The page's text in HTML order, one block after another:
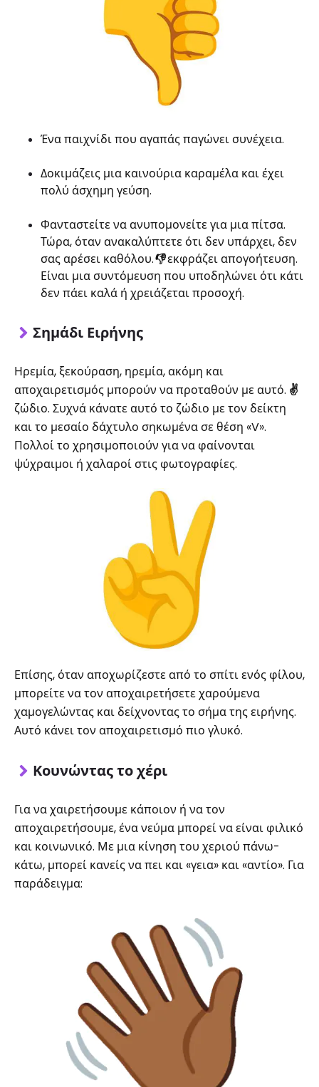
Ένα παιχνίδι που αγαπάς παγώνει συνέχεια.
Δοκιμάζεις μια καινούρια καραμέλα και έχει
πολύ άσχημη γεύση.
Φανταστείτε να ανυπομονείτε για μια πίτσα.
Τώρα, όταν ανακαλύπτετε ότι δεν υπάρχει, δεν
σας αρέσει καθόλου.👎εκφράζει απογοήτευση.
Είναι μια συντόμευση που υποδηλώνει ότι κάτι
δεν πάει καλά ή χρειάζεται προσοχή.
Σημάδι Ειρήνης
Ηρεμία, ξεκούραση, ηρεμία, ακόμη και
αποχαιρετισμός μπορούν να προταθούν με αυτό. ✌️
ζώδιο. Συχνά κάνατε αυτό το ζώδιο με τον δείκτη
και το μεσαίο δάχτυλο σηκωμένα σε θέση «V».
Πολλοί το χρησιμοποιούν για να φαίνονται
ψύχραιμοι ή χαλαροί στις φωτογραφίες.
Επίσης, όταν αποχωρίζεστε από το σπίτι ενός φίλου,
μπορείτε να τον αποχαιρετήσετε χαρούμενα
χαμογελώντας και δείχνοντας το σήμα της ειρήνης.
Αυτό κάνει τον αποχαιρετισμό πιο γλυκό.
Κουνώντας το χέρι
Για να χαιρετήσουμε κάποιον ή να τον
αποχαιρετήσουμε, ένα νεύμα μπορεί να είναι φιλικό
και κοινωνικό. Με μια κίνηση του χεριού πάνω-
κάτω, μπορεί κανείς να πει και «γεια» και «αντίο». Για
παράδειγμα: